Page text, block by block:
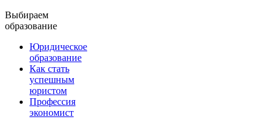
Выбираем
образование
Юридическое
образование
Как стать
успешным
юристом
Профессия
экономист